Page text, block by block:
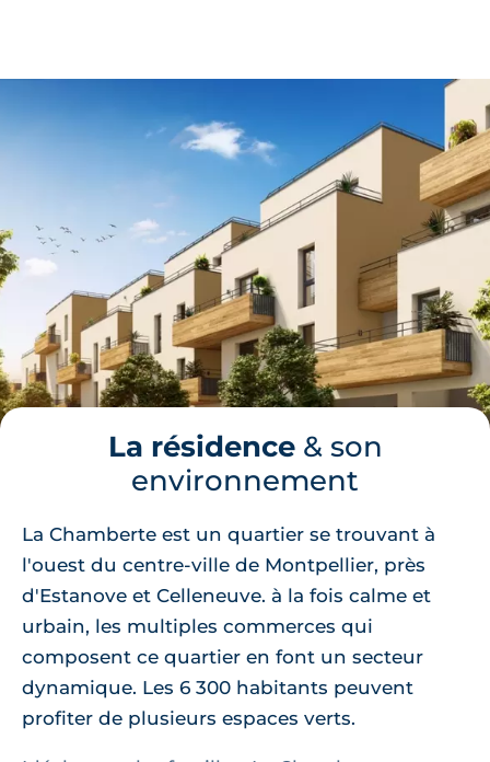
La résidence& son
environnement
La Chamberte est un quartier se trouvant à
l'ouest du centre-ville de Montpellier, près
d'Estanove et Celleneuve. à la fois calme et
urbain, les multiples commerces qui
composent ce quartier en font un secteur
dynamique. Les 6 300 habitants peuvent
profiter de plusieurs espaces verts.